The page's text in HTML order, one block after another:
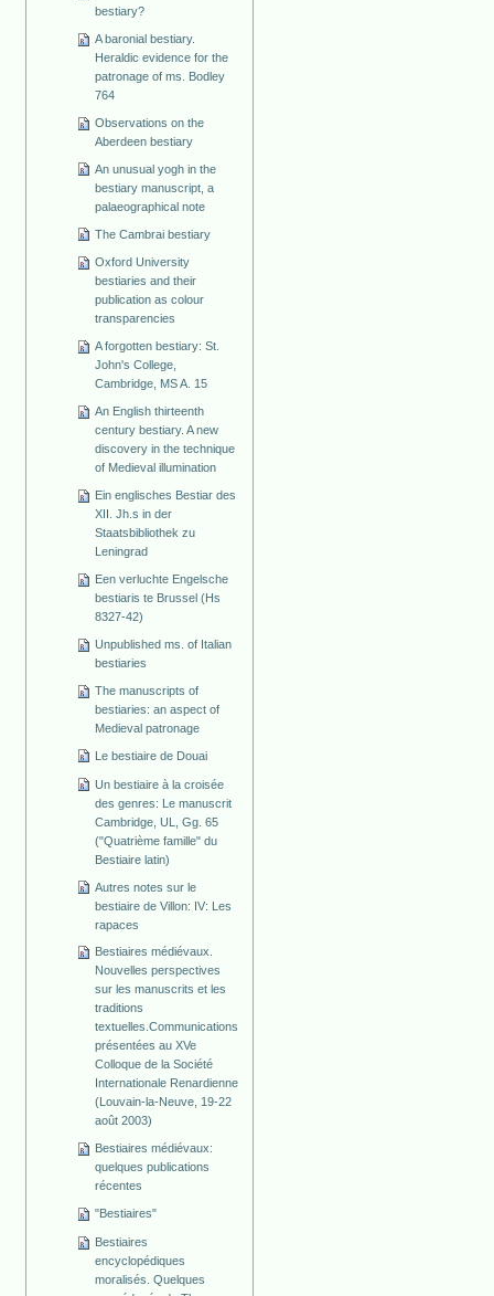
bestiary?
A baronial bestiary.
Heraldic evidence for the
patronage of ms. Bodley
764
Observations on the
Aberdeen bestiary
An unusual yogh in the
bestiary manuscript, a
palaeographical note
The Cambrai bestiary
Oxford University
bestiaries and their
publication as colour
transparencies
A forgotten bestiary: St.
John's College,
Cambridge, MS A. 15
An English thirteenth
century bestiary. A new
discovery in the technique
of Medieval illumination
Ein englisches Bestiar des
XII. Jh.s in der
Staatsbibliothek zu
Leningrad
Een verluchte Engelsche
bestiaris te Brussel (Hs
8327-42)
Unpublished ms. of Italian
bestiaries
The manuscripts of
bestiaries: an aspect of
Medieval patronage
Le bestiaire de Douai
Un bestiaire à la croisée
des genres: Le manuscrit
Cambridge, UL, Gg. 65
("Quatrième famille" du
Bestiaire latin)
Autres notes sur le
bestiaire de Villon: IV: Les
rapaces
Bestiaires médiévaux.
Nouvelles perspectives
sur les manuscrits et les
traditions
textuelles.Communications
présentées au XVe
Colloque de la Société
Internationale Renardienne
(Louvain-la-Neuve, 19-22
août 2003)
Bestiaires médiévaux:
quelques publications
récentes
"Bestiaires"
Bestiaires
encyclopédiques
moralisés. Quelques